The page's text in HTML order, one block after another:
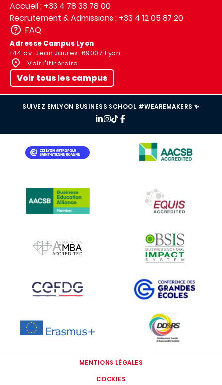
Accueil : +33 4 78 33 78 00
Recrutement & Admissions : +33 4 12 05 87 20
FAQ
Adresse Campus Lyon
144 av. Jean Jaurès, 69007 Lyon
Voir l'itinéraire
Voir tous les campus
SUIVEZ EMLYON BUSINESS SCHOOL #WEAREMAKERS ✨
IMAGE
IMAGE
IMAGE
IMAGE
IMAGE IMAGE
MENTIONS LÉGALES
COOKIES